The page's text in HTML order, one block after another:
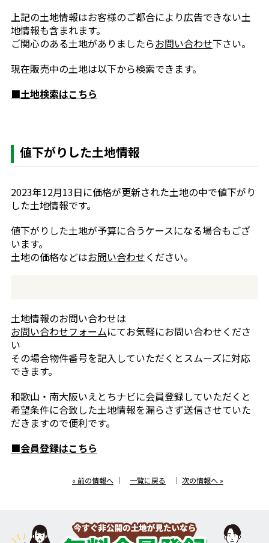
上記の土地情報はお客様のご都合により広告できない土
地情報も含まれます。
ご関心のある土地がありましたらお問い合わせ下さい。
現在販売中の土地は以下から検索できます。
■土地検索はこちら
値下がりした土地情報
2023年12月13日に価格が更新された土地の中で値下がり
した土地情報です。
値下がりした土地が予算に合うケースになる場合もござ
います。
土地の価格などはお問い合わせください。
土地情報のお問い合わせは
お問い合わせフォームにてお気軽にお問い合わせくださ
い
その場合物件番号を記入していただくとスムーズに対応
できます。
和歌山・南大阪いえとちナビに会員登録していただくと
希望条件に合致した土地情報を漏らさず送信させていた
だきますので便利です。
■会員登録はこちら
« 前の情報へ ｜ 一覧に戻る ｜ 次の情報へ »